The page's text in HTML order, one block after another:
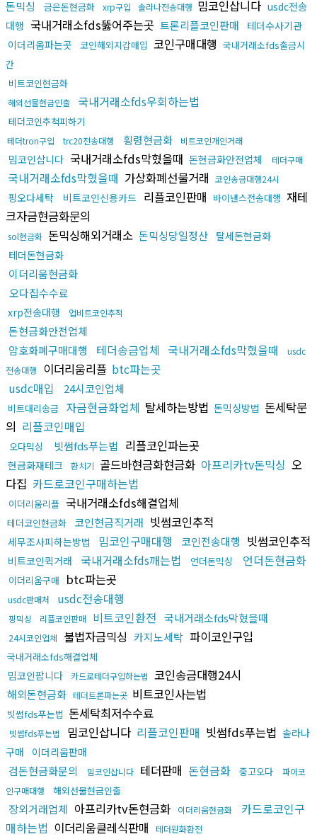
돈믹싱
금은돈현금화 xrp구입 솔라나전송대행 밈코인삽니다 usdc전송
대행 국내거래소fds뚫어주는곳 트론리플코인판매
테더수사기관
이더리움파는곳
코인해외지갑매입 코인구매대행 국내거래소fds출금시
간
비트코인현금화
해외선물현금인출 국내거래소fds우회하는법
테더코인추척피하기
테더tron구입 trc20전송대행 횡령현금화 비트코인개인거래
밈코인삽니다 국내거래소fds막혔을때 돈현금화안전업체 테더구매
국내거래소fds막혔을때 가상화폐선물거래 코인송금대행24시
핑오다세탁 비트코인신용카드 리플코인판매 바이낸스전송대행 재테
크자금현금화문의
sol현금화 돈믹싱해외거래소 돈믹싱당일정산 탈세돈현금화
테더돈현금화
이더리움현금화
오다집수수료
xrp전송대행 업비트코인추적
돈현금화안전업체
암호화폐구매대행
테더송금업체 국내거래소fds막혔을때
usdc
전송대행
이더리움리플 btc파는곳
usdc매입
24시코인업체
비트대리송금 자금현금화업체 탈세하는방법 돈믹싱방법 돈세탁문
의 리플코인매입
오다믹싱 빗썸fds푸는법 리플코인파는곳
현금화재테크 환치기 골드바현금화현금화 아프리카tv돈믹싱 오
다집 카드로코인구매하는법
이더리움리플 국내거래소fds해결업체
테더코인현금화 코인현금직거래 빗썸코인추적
세무조사피하는방법 밈코인구매대행 코인전송대행 빗썸코인추적
비트코인퀵거래 국내거래소fds깨는법 언더돈믹싱 언더돈현금화
이더리움구매 btc파는곳
usdc판매처 usdc전송대행
핑믹싱 리플코인판매 비트코인환전 국내거래소fds막혔을때
24시코인업체 불법자금믹싱 카지노세탁 파이코인구입
국내거래소fds해결업체
밈코인팝니다 카드로테더구입하는법 코인송금대행24시
해외돈현금화 테더트론파는곳 비트코인사는법
빗썸fds푸는법 돈세탁최저수수료
빗썸fds푸는법 밈코인삽니다 리플코인판매 빗썸fds푸는법 솔라나
구매
이더리움판매
검돈현금화문의 밈코인삽니다 테더판매 돈현금화 중고오다
파이코
인구매대행
해외선물현금인출
장외거래업체 아프리카tv돈현금화 이더리움현금화
카드로코인구
매하는법 이더리움클레식판매 테더원화환전